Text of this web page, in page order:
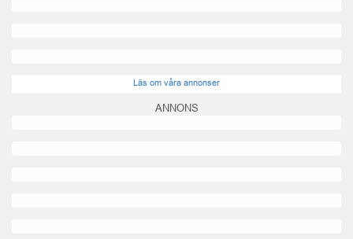
Läs om våra annonser
ANNONS